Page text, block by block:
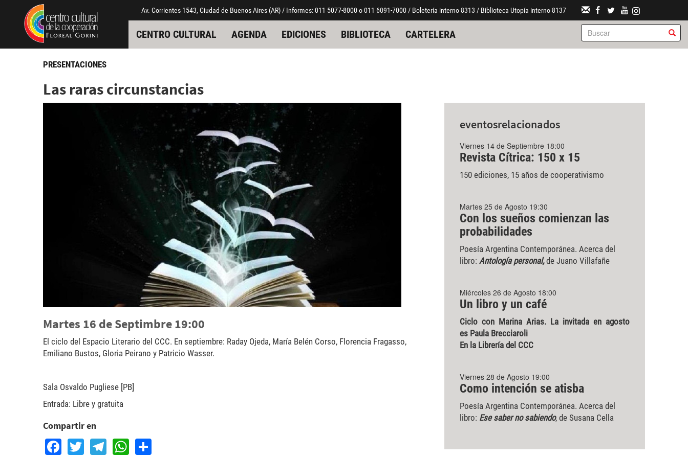
Pasar al contenido principal
Jump to main content Av. Corrientes 1543, Ciudad de Buenos Aires (AR) / Informes: 011 5077-8000 o 011 6091-7000 / Boletería interno 8313 / Biblioteca Utopía interno 8137
CENTRO CULTURAL AGENDA EDICIONES BIBLIOTECA CARTELERA
PRESENTACIONES
Las raras circunstancias
Martes 16 de Septimbre 19:00
El ciclo del Espacio Literario del CCC. En septiembre: Raday Ojeda, María Belén Corso, Florencia Fragasso,
Emiliano Bustos, Gloria Peirano y Patricio Wasser.
Sala Osvaldo Pugliese [PB]
Entrada: Libre y gratuita
Compartir en
Facebook
TwitterTelegram
WhatsApp
eventosrelacionados
Viernes 14 de Septiembre 18:00
Revista Cítrica: 150 x 15
150 ediciones, 15 años de cooperativismo
Martes 25 de Agosto 19:30
Con los sueños comienzan las
probabilidades
Poesía Argentina Contemporánea. Acerca del
libro: Antología personal,de Juano Villafañe
Miércoles 26 de Agosto 18:00
Un libro y un café
Ciclo con Marina Arias. La invitada en agosto
es Paula Brecciaroli
En la Librería del CCC
Viernes 28 de Agosto 19:00
Como intención se atisba
Poesía Argentina Contemporánea. Acerca del
libro: Ese saber no sabiendo, de Susana Cella